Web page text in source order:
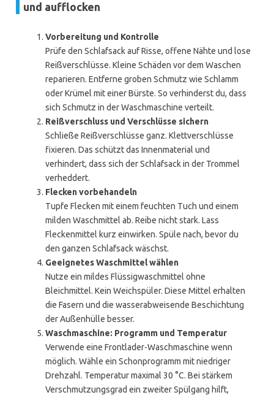
und aufflocken
Vorbereitung und Kontrolle
Prüfe den Schlafsack auf Risse, offene Nähte und lose
Reißverschlüsse. Kleine Schäden vor dem Waschen
reparieren. Entferne groben Schmutz wie Schlamm
oder Krümel mit einer Bürste. So verhinderst du, dass
sich Schmutz in der Waschmaschine verteilt.
Reißverschluss und Verschlüsse sichern
Schließe Reißverschlüsse ganz. Klettverschlüsse
fixieren. Das schützt das Innenmaterial und
verhindert, dass sich der Schlafsack in der Trommel
verheddert.
Flecken vorbehandeln
Tupfe Flecken mit einem feuchten Tuch und einem
milden Waschmittel ab. Reibe nicht stark. Lass
Fleckenmittel kurz einwirken. Spüle nach, bevor du
den ganzen Schlafsack wäschst.
Geeignetes Waschmittel wählen
Nutze ein mildes Flüssigwaschmittel ohne
Bleichmittel. Kein Weichspüler. Diese Mittel erhalten
die Fasern und die wasserabweisende Beschichtung
der Außenhülle besser.
Waschmaschine: Programm und Temperatur
Verwende eine Frontlader-Waschmaschine wenn
möglich. Wähle ein Schonprogramm mit niedriger
Drehzahl. Temperatur maximal 30 °C. Bei stärkem
Verschmutzungsgrad ein zweiter Spülgang hilft,